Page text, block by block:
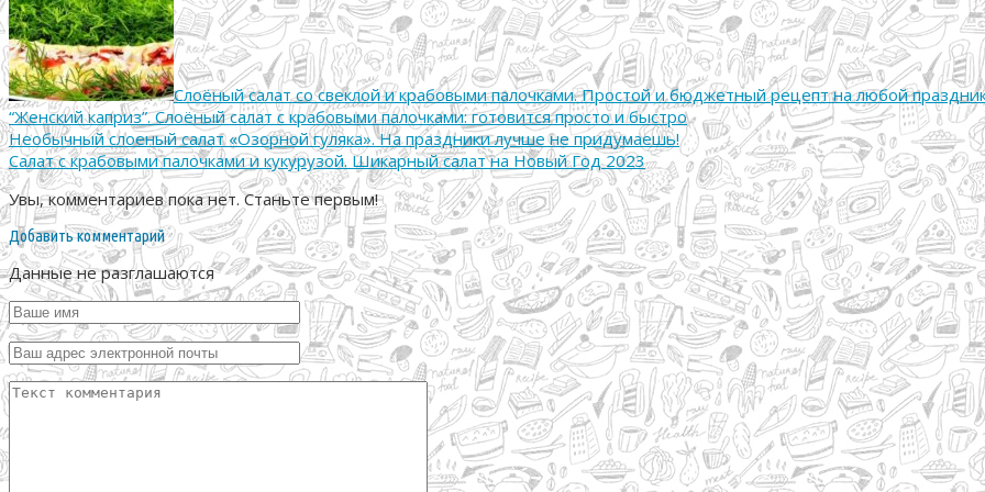
Слоёный салат со свеклой и крабовыми палочками. Простой и бюджетный рецепт на любой
“Женский каприз”. Слоёный салат с крабовыми палочками: готовится просто и быстро
Необычный слоеный салат «Озорной гуляка». На праздники лучше не придумаешь!
Салат с крабовыми палочками и кукурузой. Шикарный салат на Новый Год 2023
Увы, комментариев пока нет. Станьте первым!
Добавить комментарий
Данные не разглашаются